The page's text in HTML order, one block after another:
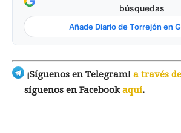
búsquedas
Añade Diario de Torrejón en
¡Síguenos en Telegram! a través
síguenos en Facebookaquí.